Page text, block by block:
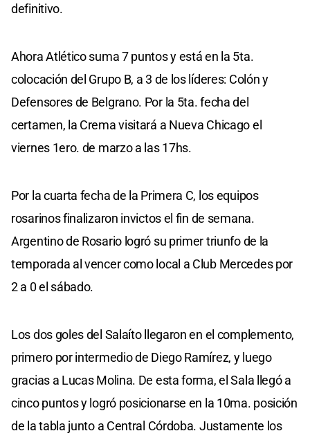
definitivo.
Ahora Atlético suma 7 puntos y está en la 5ta.
colocación del Grupo B, a 3 de los líderes: Colón y
Defensores de Belgrano. Por la 5ta. fecha del
certamen, la Crema visitará a Nueva Chicago el
viernes 1ero. de marzo a las 17hs.
Por la cuarta fecha de la Primera C, los equipos
rosarinos finalizaron invictos el fin de semana.
Argentino de Rosario logró su primer triunfo de la
temporada al vencer como local a Club Mercedes por
2 a 0 el sábado.
Los dos goles del Salaíto llegaron en el complemento,
primero por intermedio de Diego Ramírez, y luego
gracias a Lucas Molina. De esta forma, el Sala llegó a
cinco puntos y logró posicionarse en la 10ma. posición
de la tabla junto a Central Córdoba. Justamente los